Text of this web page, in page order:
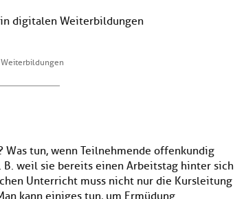
digitalen Weiterbildungen
Was tun, wenn Teilnehmende offenkundig
B. weil sie bereits einen Arbeitstag hinter sich
Unterricht muss nicht nur die Kursleitung
kann einiges tun, um Ermüdung